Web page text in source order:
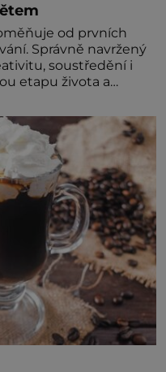
od prvních
Správně navržený
soustředění i
etapu života a
proto by pokoj
klidně a útulně.